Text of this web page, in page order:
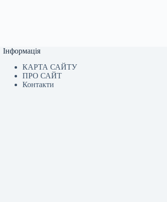
Інформація
КАРТА САЙТУ
ПРО САЙТ
Контакти